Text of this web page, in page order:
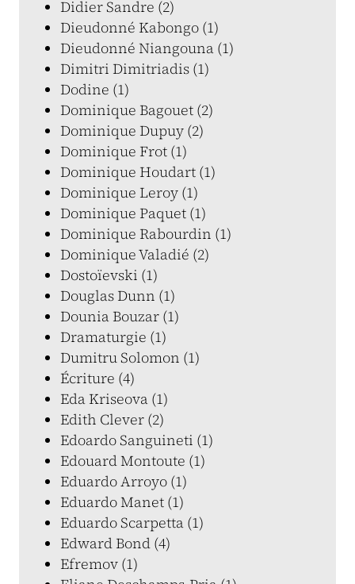
Didier Sandre (2)
Dieudonné Kabongo (1)
Dieudonné Niangouna (1)
Dimitri Dimitriadis (1)
Dodine (1)
Dominique Bagouet (2)
Dominique Dupuy (2)
Dominique Frot (1)
Dominique Houdart (1)
Dominique Leroy (1)
Dominique Paquet (1)
Dominique Rabourdin (1)
Dominique Valadié (2)
Dostoïevski (1)
Douglas Dunn (1)
Dounia Bouzar (1)
Dramaturgie (1)
Dumitru Solomon (1)
Écriture (4)
Eda Kriseova (1)
Edith Clever (2)
Edoardo Sanguineti (1)
Edouard Montoute (1)
Eduardo Arroyo (1)
Eduardo Manet (1)
Eduardo Scarpetta (1)
Edward Bond (4)
Efremov (1)